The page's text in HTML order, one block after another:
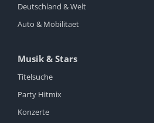
Deutschland & Welt
Auto & Mobilitaet
Musik & Stars
Titelsuche
Party Hitmix
Konzerte